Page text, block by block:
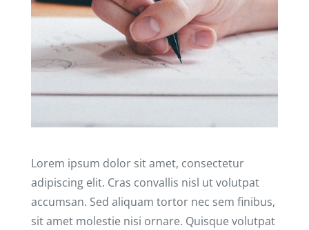
Lorem ipsum dolor sit amet, consectetur
adipiscing elit. Cras convallis nisl ut volutpat
accumsan. Sed aliquam tortor nec sem finibus,
sit amet molestie nisi ornare. Quisque volutpat